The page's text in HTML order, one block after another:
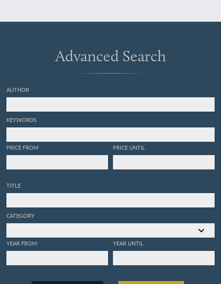
Advanced Search
AUTHOR
KEYWORDS
PRICE FROM PRICE UNTIL
TITLE
CATEGORY
YEAR FROM YEAR UNTIL